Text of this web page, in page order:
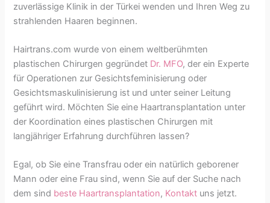
zuverlässige Klinik in der Türkei wenden und Ihren Weg zu
strahlenden Haaren beginnen.
Hairtrans.com wurde von einem weltberühmten
plastischen Chirurgen gegründet Dr. MFO, der ein Experte
für Operationen zur Gesichtsfeminisierung oder
Gesichtsmaskulinisierung ist und unter seiner Leitung
geführt wird. Möchten Sie eine Haartransplantation unter
der Koordination eines plastischen Chirurgen mit
langjähriger Erfahrung durchführen lassen?
Egal, ob Sie eine Transfrau oder ein natürlich geborener
Mann oder eine Frau sind, wenn Sie auf der Suche nach
dem sind beste Haartransplantation, Kontakt uns jetzt.